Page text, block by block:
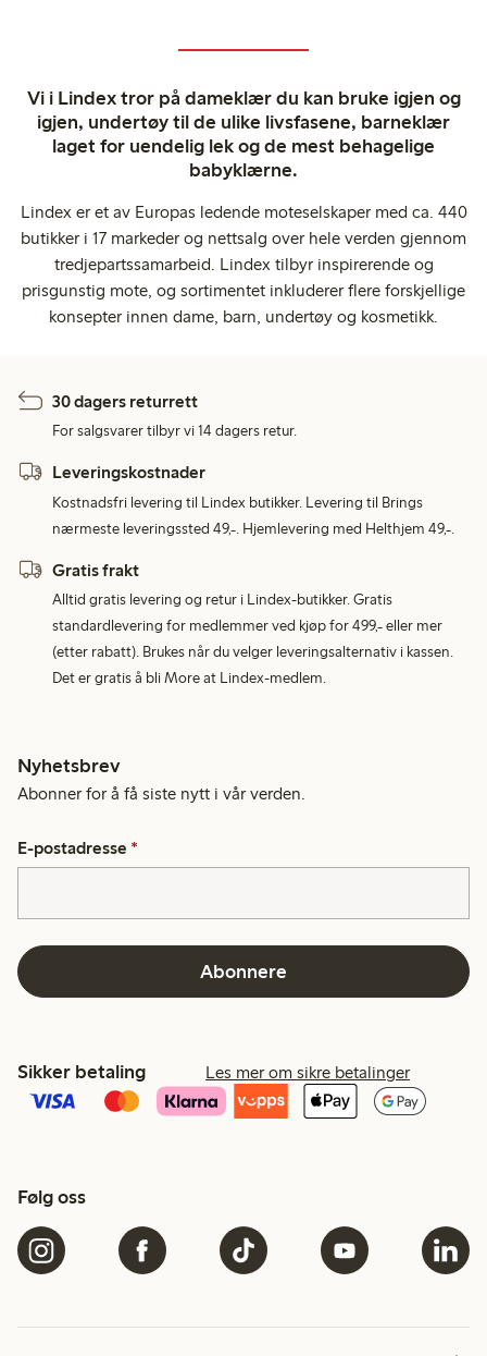
Vi i Lindex tror på dameklær du kan bruke igjen og
igjen, undertøy til de ulike livsfasene, barneklær
laget for uendelig lek og de mest behagelige
babyklærne.
Lindex er et av Europas ledende moteselskaper med ca. 440
butikker i 17 markeder og nettsalg over hele verden gjennom
tredjepartssamarbeid. Lindex tilbyr inspirerende og
prisgunstig mote, og sortimentet inkluderer flere forskjellige
konsepter innen dame, barn, undertøy og kosmetikk.
30 dagers returrett
For salgsvarer tilbyr vi 14 dagers retur.
Leveringskostnader
Kostnadsfri levering til Lindex butikker. Levering til Brings
nærmeste leveringssted 49,-. Hjemlevering med Helthjem 49,-.
Gratis frakt
Alltid gratis levering og retur i Lindex-butikker. Gratis
standardlevering for medlemmer ved kjøp for 499,- eller mer
(etter rabatt). Brukes når du velger leveringsalternativ i kassen.
Det er gratis å bli More at Lindex-medlem.
Nyhetsbrev
Abonner for å få siste nytt i vår verden.
E-postadresse *
Abonnere
Sikker betaling Les mer om sikre betalinger
Følg oss